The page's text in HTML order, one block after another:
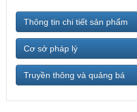
Thông tin chi tiết sản phẩm
Cơ sở pháp lý
Truyền thông và quảng bá